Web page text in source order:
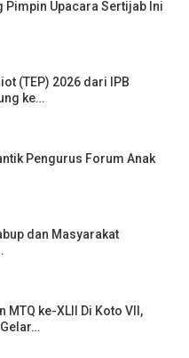
Pimpin Upacara Sertijab Ini
(TEP) 2026 dari IPB
ke…
Pengurus Forum Anak
dan Masyarakat
MTQ ke-XLII Di Koto VII,